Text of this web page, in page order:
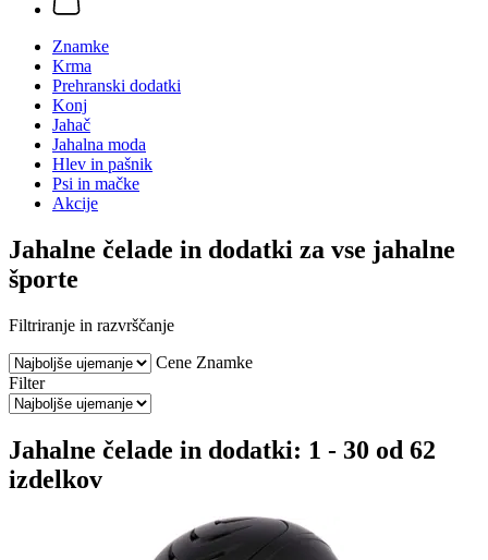
Znamke
Krma
Prehranski dodatki
Konj
Jahač
Jahalna moda
Hlev in pašnik
Psi in mačke
Akcije
Jahalne čelade in dodatki za vse jahalne
športe
Filtriranje in razvrščanje
Cene Znamke
Filter
Jahalne čelade in dodatki: 1 - 30 od 62
izdelkov